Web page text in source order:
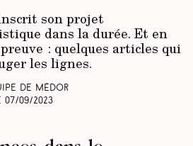
son projet
dans la durée. Et en
: quelques articles qui
les lignes.
de Médor
07/09/2023